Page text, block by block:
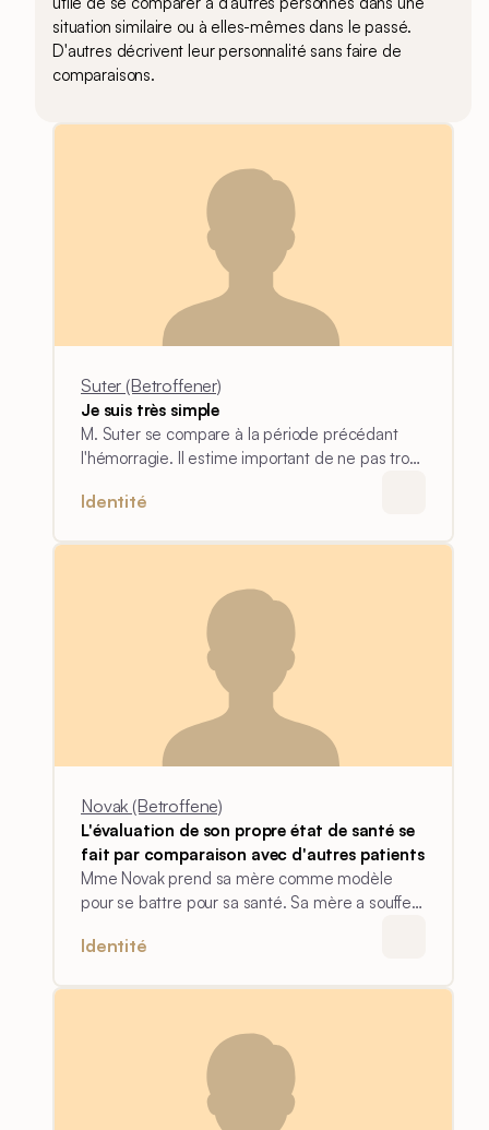
situation similaire ou à elles-mêmes dans le passé.
D'autres décrivent leur personnalité sans faire de
comparaisons.
Suter (Betroffener)
Je suis très simple
M. Suter se compare à la période précédant
l'hémorragie. Il estime important de ne pas trop
comme une capacité à surmonter la maladie.
Identité
Novak (Betroffene)
L'évaluation de son propre état de santé se
fait par comparaison avec d'autres patients
Mme Novak prend sa mère comme modèle
pour se battre pour sa santé. Sa mère a souffert
même moment. Elle valorise l'évolution de sa
Identité